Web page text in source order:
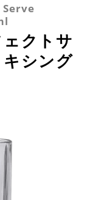
Serve
クトサ
シング